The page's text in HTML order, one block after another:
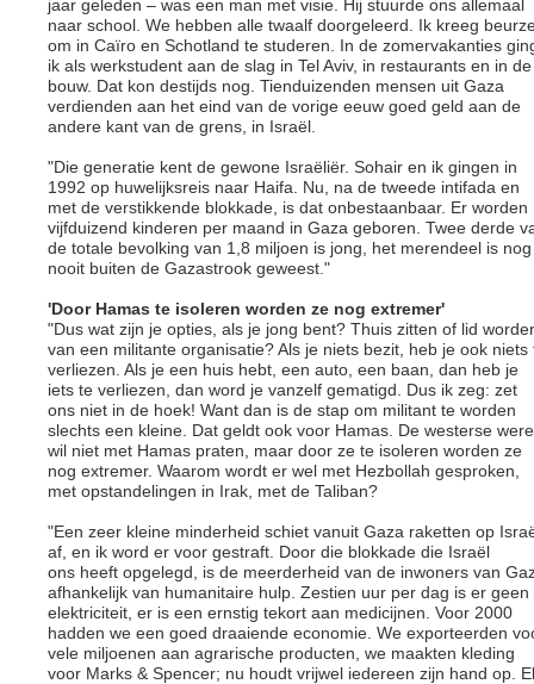
jaar geleden – was een man met visie. Hij stuurde ons allemaal
naar school. We hebben alle twaalf doorgeleerd. Ik kreeg
om in Caïro en Schotland te studeren. In de zomervakanties
ik als werkstudent aan de slag in Tel Aviv, in restaurants en in de
bouw. Dat kon destijds nog. Tienduizenden mensen uit Gaza
verdienden aan het eind van de vorige eeuw goed geld aan de
andere kant van de grens, in Israël.
"Die generatie kent de gewone Israëliër. Sohair en ik gingen in
1992 op huwelijksreis naar Haifa. Nu, na de tweede intifada en
met de verstikkende blokkade, is dat onbestaanbaar. Er worden
vijfduizend kinderen per maand in Gaza geboren. Twee derde
de totale bevolking van 1,8 miljoen is jong, het merendeel is nog
nooit buiten de Gazastrook geweest."
'Door Hamas te isoleren worden ze nog extremer'
"Dus wat zijn je opties, als je jong bent? Thuis zitten of lid
van een militante organisatie? Als je niets bezit, heb je ook niets
verliezen. Als je een huis hebt, een auto, een baan, dan heb je
iets te verliezen, dan word je vanzelf gematigd. Dus ik zeg: zet
ons niet in de hoek! Want dan is de stap om militant te worden
slechts een kleine. Dat geldt ook voor Hamas. De westerse
wil niet met Hamas praten, maar door ze te isoleren worden ze
nog extremer. Waarom wordt er wel met Hezbollah gesproken,
met opstandelingen in Irak, met de Taliban?
"Een zeer kleine minderheid schiet vanuit Gaza raketten op
af, en ik word er voor gestraft. Door die blokkade die Israël
ons heeft opgelegd, is de meerderheid van de inwoners van
afhankelijk van humanitaire hulp. Zestien uur per dag is er geen
elektriciteit, er is een ernstig tekort aan medicijnen. Voor 2000
hadden we een goed draaiende economie. We exporteerden
vele miljoenen aan agrarische producten, we maakten kleding
voor Marks & Spencer; nu houdt vrijwel iedereen zijn hand op.